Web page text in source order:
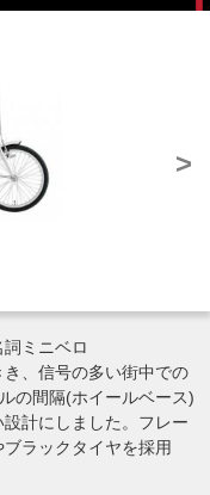
>
ミニベロ
、信号の多い街中での
の間隔(ホイールベース)
計にしました。フレー
ラックタイヤを採用